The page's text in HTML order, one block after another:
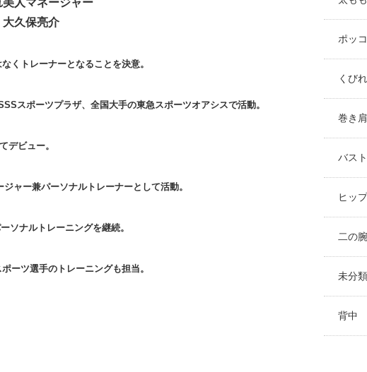
大久保亮介
くトレーナーとなることを決意。
スポーツプラザ、全国大手の東急スポーツオアシスで活動。
デビュー。
ャー兼パーソナルトレーナーとして活動。
ソナルトレーニングを継続。
ーツ選手のトレーニングも担当。
ポッ
くび
巻き
バス
ヒッ
二の腕
未分類
背中